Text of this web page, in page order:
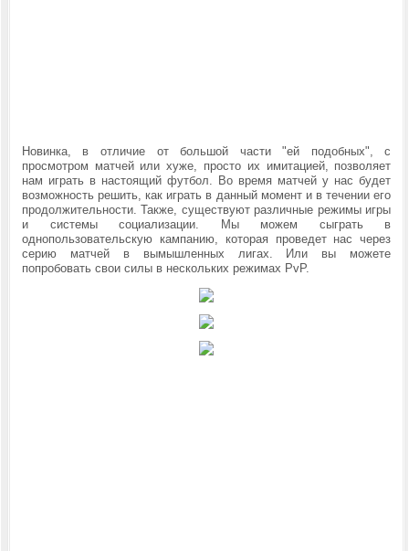
Новинка, в отличие от большой части "ей подобных", с
просмотром матчей или хуже, просто их имитацией, позволяет
нам играть в настоящий футбол. Во время матчей у нас будет
возможность решить, как играть в данный момент и в течении его
продолжительности. Также, существуют различные режимы игры
и системы социализации. Мы можем сыграть в
однопользовательскую кампанию, которая проведет нас через
серию матчей в вымышленных лигах. Или вы можете
попробовать свои силы в нескольких режимах PvP.